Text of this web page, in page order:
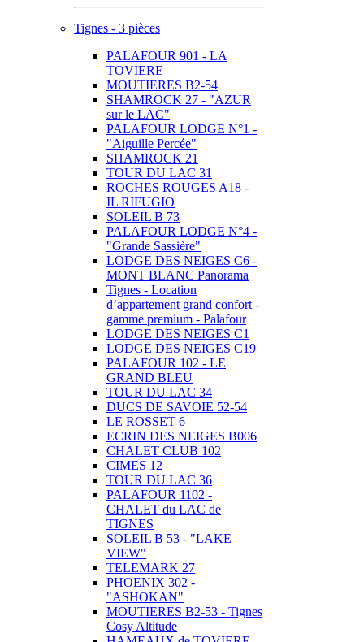
Tignes - 3 pièces
PALAFOUR 901 - LA
TOVIERE
MOUTIERES B2-54
SHAMROCK 27 - "AZUR
sur le LAC"
PALAFOUR LODGE N°1 -
"Aiguille Percée"
SHAMROCK 21
TOUR DU LAC 31
ROCHES ROUGES A18 -
IL RIFUGIO
SOLEIL B 73
PALAFOUR LODGE N°4 -
"Grande Sassière"
LODGE DES NEIGES C6 -
MONT BLANC Panorama
Tignes - Location
d’appartement grand confort -
gamme premium - Palafour
LODGE DES NEIGES C1
LODGE DES NEIGES C19
PALAFOUR 102 - LE
GRAND BLEU
TOUR DU LAC 34
DUCS DE SAVOIE 52-54
LE ROSSET 6
ECRIN DES NEIGES B006
CHALET CLUB 102
CIMES 12
TOUR DU LAC 36
PALAFOUR 1102 -
CHALET du LAC de
TIGNES
SOLEIL B 53 - "LAKE
VIEW"
TELEMARK 27
PHOENIX 302 -
"ASHOKAN"
MOUTIERES B2-53 - Tignes
Cosy Altitude